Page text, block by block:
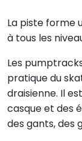
La piste forme
à tous les
Les
pratique du
draisienne. Il
casque et des
des gants, des